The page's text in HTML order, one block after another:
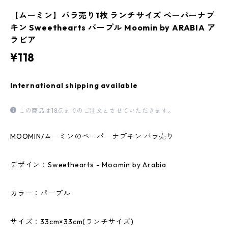
【ムーミン】バラ売り1枚 ランチサイズ ペーパーナプ
キン Sweethearts パープル Moomin by ARABIA ア
ラビア
¥118
International shipping available
この商品は18点までのご注文とさせていただきます。
MOOMIN/ムーミンのペーパーナプキン バラ売り
デザイン：Sweethearts - Moomin by Arabia
カラー：パープル
サイズ：33cm×33cm(ランチサイズ)